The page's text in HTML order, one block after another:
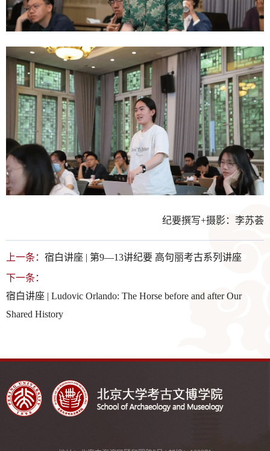
纪要撰写+摄影：李苏荟
上一条： 宿白讲座 | 第9—13讲纪要 高句丽考古系列讲座
下一条：
宿白讲座 | Ludovic Orlando: The Horse before and after Our
Shared History